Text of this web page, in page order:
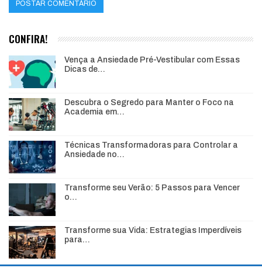
CONFIRA!
Vença a Ansiedade Pré-Vestibular com Essas
Dicas de…
Descubra o Segredo para Manter o Foco na
Academia em…
Técnicas Transformadoras para Controlar a
Ansiedade no…
Transforme seu Verão: 5 Passos para Vencer
o…
Transforme sua Vida: Estrategias Imperdíveis
para…